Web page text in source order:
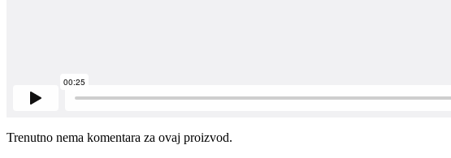
Trenutno nema komentara za ovaj proizvod.